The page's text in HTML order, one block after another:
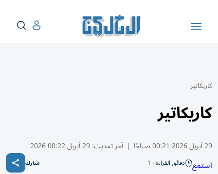
كاريكاتير
كاريكاتير
29 أبريل 2026 00:21 صباحًا | آخر تحديث:29 أبريل 00:22 2026
استمع دقائق القراءة - 1 شارك